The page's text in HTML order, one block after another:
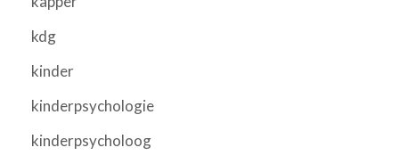
kdg
kinder
kinderpsychologie
kinderpsycholoog